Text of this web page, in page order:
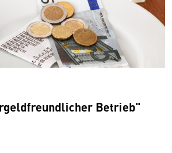
Betrieb"